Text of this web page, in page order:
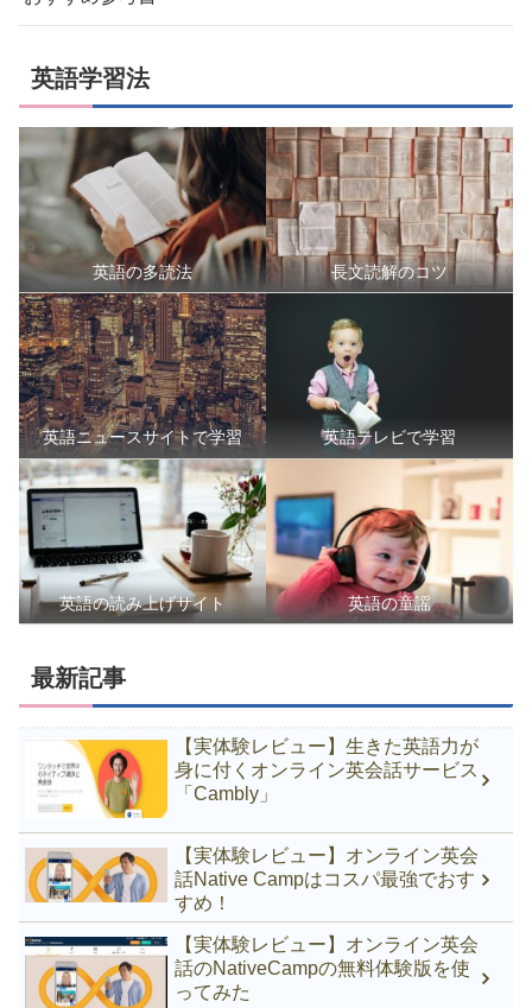
英語学習法
英語の多読法 長文読解のコツ
英語ニュースサイトで学習 英語テレビで学習
英語の読み上げサイト 英語の童謡
最新記事
【実体験レビュー】生きた英語力が
身に付くオンライン英会話サービス
「Cambly」
【実体験レビュー】オンライン英会
話Native Campはコスパ最強でおす
すめ！
【実体験レビュー】オンライン英会
話のNativeCampの無料体験版を使
ってみた